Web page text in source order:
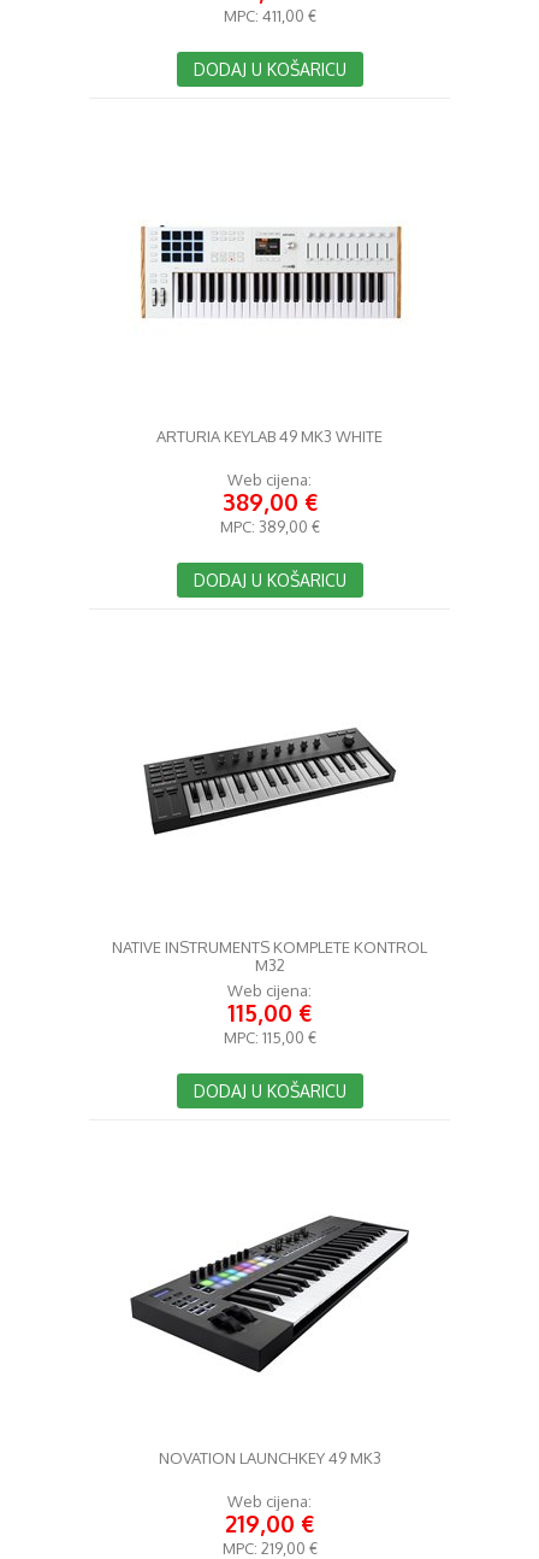
MPC: 411,00 €
DODAJ U KOŠARICU
ARTURIA KEYLAB 49 MK3 WHITE
Web cijena:
389,00 €
MPC: 389,00 €
DODAJ U KOŠARICU
NATIVE INSTRUMENTS KOMPLETE KONTROL
M32
Web cijena:
115,00 €
MPC: 115,00 €
DODAJ U KOŠARICU
NOVATION LAUNCHKEY 49 MK3
Web cijena:
219,00 €
MPC: 219,00 €